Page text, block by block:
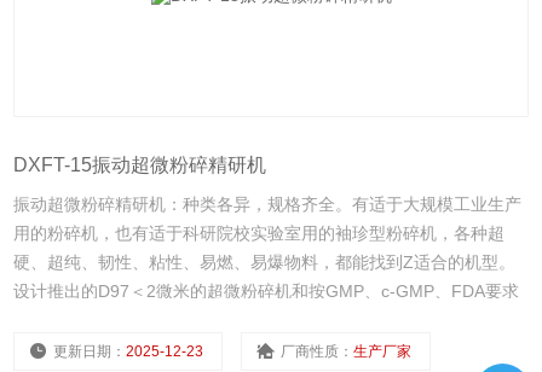
DXFT-15振动超微粉碎精研机
振动超微粉碎精研机：种类各异，规格齐全。有适于大规模工业生产
用的粉碎机，也有适于科研院校实验室用的袖珍型粉碎机，各种超
硬、超纯、韧性、粘性、易燃、易爆物料，都能找到Z适合的机型。
设计推出的D97＜2微米的超微粉碎机和按GMP、c-GMP、FDA要求
更新日期：2025-12-23 厂商性质：生产厂家